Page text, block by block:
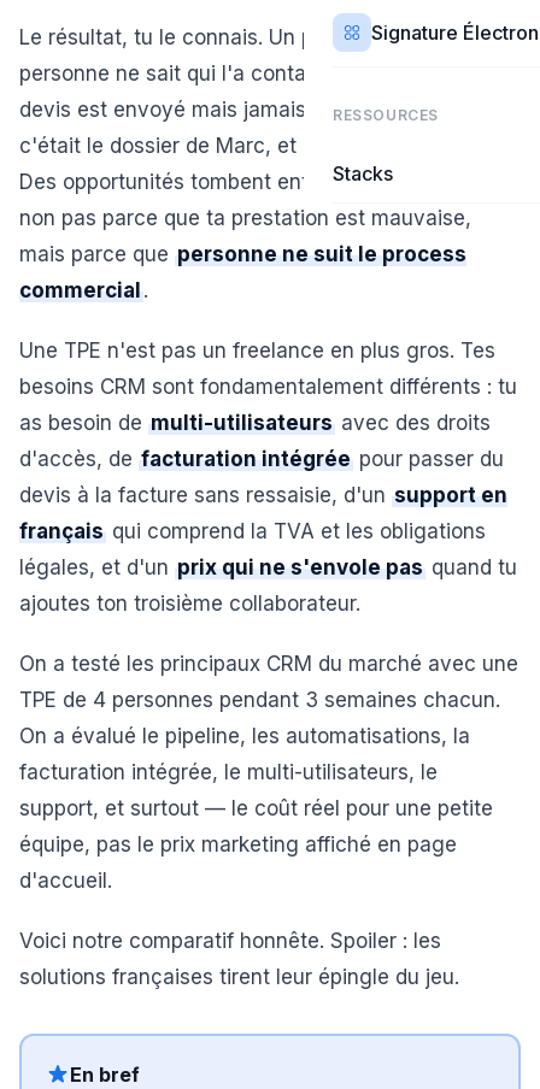
Signature
RESSOURCES
Stacks
Le résultat, tu le connais. Un prospect appelle et
personne ne sait qui l'a contacté en dernier. Un
devis est envoyé mais jamais relancé parce que «
c'était le dossier de Marc, et Marc est en congé ».
Des opportunités tombent entre les mailles du filet,
non pas parce que ta prestation est mauvaise,
mais parce que personne ne suit le process
commercial.
Une TPE n'est pas un freelance en plus gros. Tes
besoins CRM sont fondamentalement différents : tu
as besoin de multi-utilisateurs avec des droits
d'accès, de facturation intégrée pour passer du
devis à la facture sans ressaisie, d'un support en
français qui comprend la TVA et les obligations
légales, et d'un prix qui ne s'envole pas quand tu
ajoutes ton troisième collaborateur.
On a testé les principaux CRM du marché avec une
TPE de 4 personnes pendant 3 semaines chacun.
On a évalué le pipeline, les automatisations, la
facturation intégrée, le multi-utilisateurs, le
support, et surtout — le coût réel pour une petite
équipe, pas le prix marketing affiché en page
d'accueil.
Voici notre comparatif honnête. Spoiler : les
solutions françaises tirent leur épingle du jeu.
En bref